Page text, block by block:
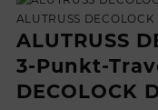
ALUTRUSS
3-Punkt-
DECOLOCK